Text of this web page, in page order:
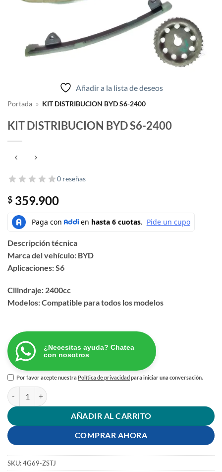
Añadir a la lista de deseos
Portada » KIT DISTRIBUCION BYD S6-2400
KIT DISTRIBUCION BYD S6-2400
0 reseñas
$ 359.900
Descripción técnica
Marca del vehículo: BYD
Aplicaciones: S6
Cilindraje: 2400cc
Modelos: Compatible para todos los modelos
¿Necesitas ayuda? Chatea
con nosotros
Por favor acepte nuestraPolítica de privacidad para iniciar una conversación.
KIT DISTRIBUCION BYD S6-2400 cantidad
AÑADIR AL CARRITO
COMPRAR AHORA
SKU:4G69-ZSTJ